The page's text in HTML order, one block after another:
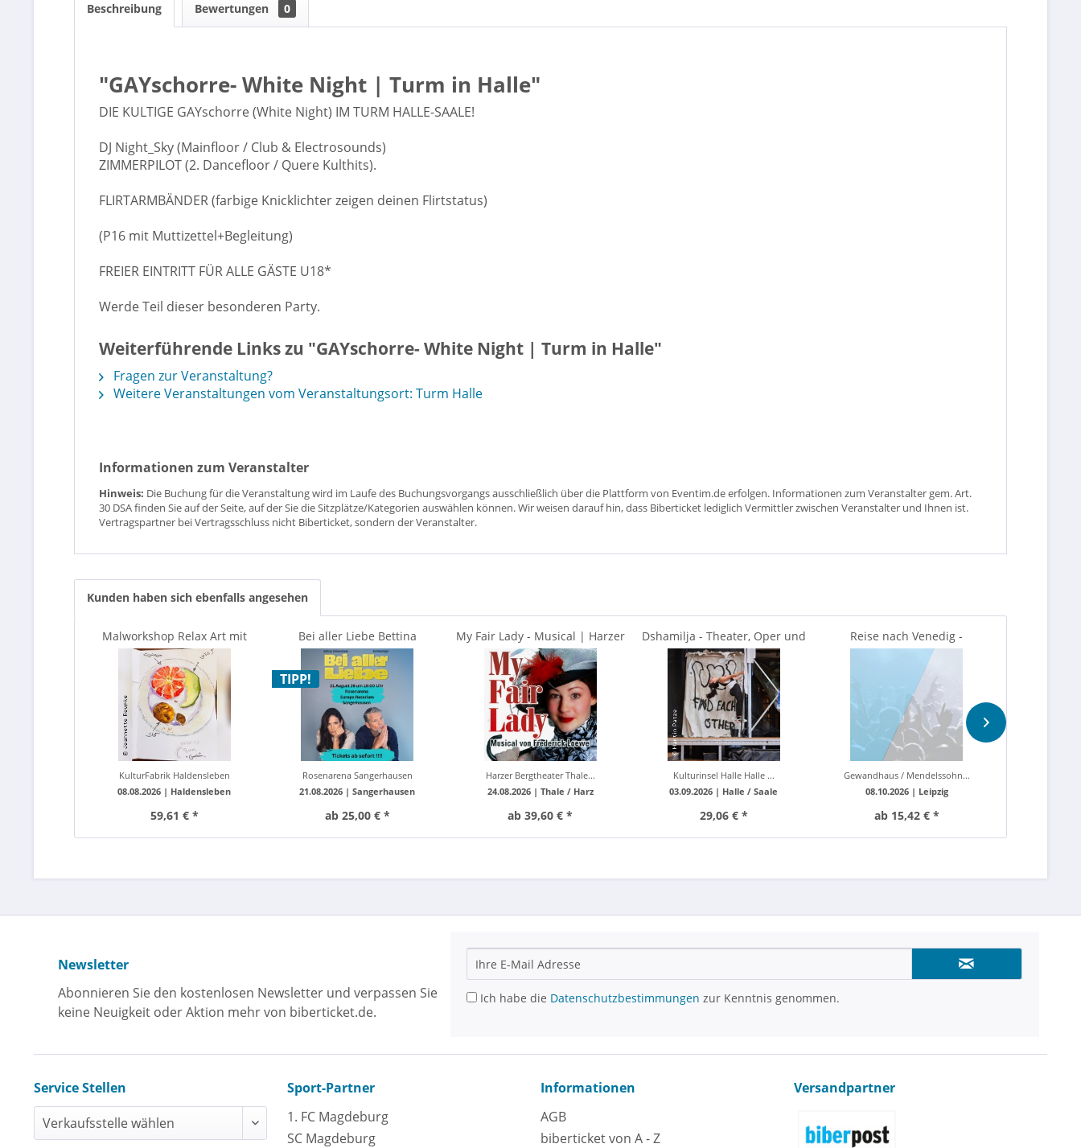
Beschreibung Bewertungen 0
"GAYschorre- White Night | Turm in Halle"
DIE KULTIGE GAYschorre (White Night) IM TURM HALLE-SAALE!
DJ Night_Sky (Mainfloor / Club & Electrosounds)
ZIMMERPILOT (2. Dancefloor / Quere Kulthits).
FLIRTARMBÄNDER (farbige Knicklichter zeigen deinen Flirtstatus)
(P16 mit Muttizettel+Begleitung)
FREIER EINTRITT FÜR ALLE GÄSTE U18*
Werde Teil dieser besonderen Party.
Weiterführende Links zu "GAYschorre- White Night | Turm in Halle"
Fragen zur Veranstaltung?
Weitere Veranstaltungen vom Veranstaltungsort: Turm Halle
Informationen zum Veranstalter
Hinweis: Die Buchung für die Veranstaltung wird im Laufe des Buchungsvorgangs ausschließlich über die Plattform von Eventim.de erfolgen. Informationen zum Veranstalter gem. Art.
30 DSA finden Sie auf der Seite, auf der Sie die Sitzplätze/Kategorien auswählen können. Wir weisen darauf hin, dass Biberticket lediglich Vermittler zwischen Veranstalter und Ihnen ist.
Vertragspartner bei Vertragsschluss nicht Biberticket, sondern der Veranstalter.
Kunden haben sich ebenfalls angesehen
Malworkshop Relax Art mit
Jeannette Reupke
KulturFabrik Haldensleben
08.08.2026 | Haldensleben
59,61 € *
TIPP!
Bei aller Liebe Bettina
Zimmermann & Kai Wiesinger
Rosenarena Sangerhausen
21.08.2026 |Sangerhausen
ab 25,00 € *
My Fair Lady - Musical | Harzer
Bergtheater Thale
Harzer Bergtheater Thale...
24.08.2026 | Thale / Harz
ab 39,60 € *
Dshamilja - Theater, Oper und
Orchester Halle
Kulturinsel Halle Halle ...
03.09.2026 | Halle / Saale
29,06 € *
Reise nach Venedig -
Kammermusik mit Armoniosa...
Gewandhaus / Mendelssohn...
08.10.2026 | Leipzig
ab 15,42 € *
Newsletter
Abonnieren Sie den kostenlosen Newsletter und verpassen Sie
keine Neuigkeit oder Aktion mehr von biberticket.de.
Ich habe die Datenschutzbestimmungen zur Kenntnis genommen.
Service Stellen
Sport-Partner
1. FC Magdeburg
SC Magdeburg
Informationen
AGB
biberticket von A - Z
Versandpartner